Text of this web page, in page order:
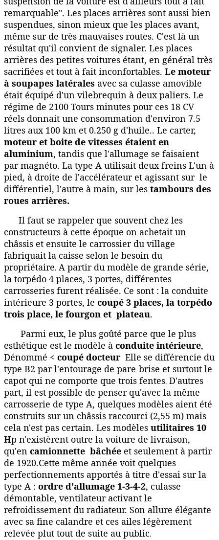
remarquable". Les places arrières sont aussi bien
suspendues, sinon mieux que les places avant,
même sur de très mauvaises routes. C'est là un
résultat qu'il convient de signaler. Les places
arrières des petites voitures étant, en général très
sacrifiées et tout à fait inconfortables. Le moteur
à soupapes latérales avec sa culasse amovible
était équipé d'un vilebrequin à deux paliers. Le
régime de 2100 Tours minutes pour ces 18 CV
réels donnait une consommation d'environ 7.5
litres aux 100 km et 0.250 g d'huile.. Le carter,
moteur et boite de vitesses étaient en
aluminium, tandis que l'allumage se faisaient
par magnéto. La type A utilisait deux freins L'un à
pied, à droite de l'accélérateur et agissant sur le
différentiel, l'autre à main, sur les tambours des
roues arrières.
Il faut se rappeler que souvent chez les
constructeurs à cette époque on achetait un
châssis et ensuite le carrossier du village
fabriquait la caisse selon le besoin du
propriétaire. A partir du modèle de grande série,
la torpédo 4 places, 3 portes, différentes
carrosseries furent réalisée. Ce sont : la conduite
intérieure 3 portes, le coupé 3 places, la torpédo
trois place, le fourgon et plateau.
Parmi eux, le plus goûté parce que le plus
esthétique est le modèle à conduite intérieure,
Dénommé < coupé docteur Elle se différencie du
type B2 par l'entourage de pare-brise et surtout le
capot qui ne comporte que trois fentes. D'autres
part, il est possible de penser qu'avec la même
carrosserie de type A, quelques modèles aient été
construits sur un châssis raccourci (2,55 m) mais
cela n'est pas certain. Les modèles utilitaires 10
Hp n'existèrent outre la voiture de livraison,
qu'en camionnette bâchée et seulement à partir
de 1920.Cette même année voit quelques
perfectionnements apportés à titre d'essai sur la
type A : ordre d'allumage 1-3-4-2, culasse
démontable, ventilateur activant le
refroidissement du radiateur. Son allure élégante
avec sa fine calandre et ces ailes légèrement
relevée plut tout de suite au public.